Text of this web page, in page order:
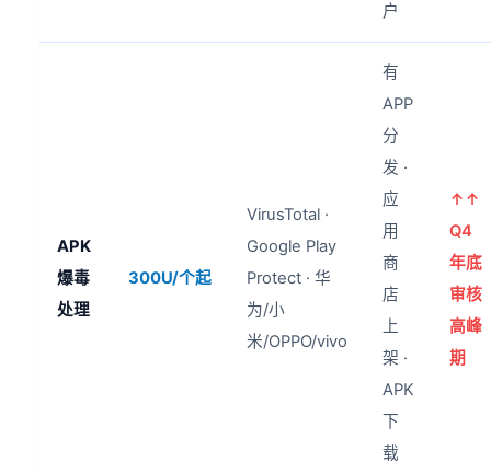
户
APK
爆毒
处理
300U/个起
VirusTotal ·
Google Play
Protect · 华
为/小
米/OPPO/vivo
有
APP
分
发 ·
应
用
商
店
上
架 ·
APK
下
载
↑↑
Q4
年底
审核
高峰
期